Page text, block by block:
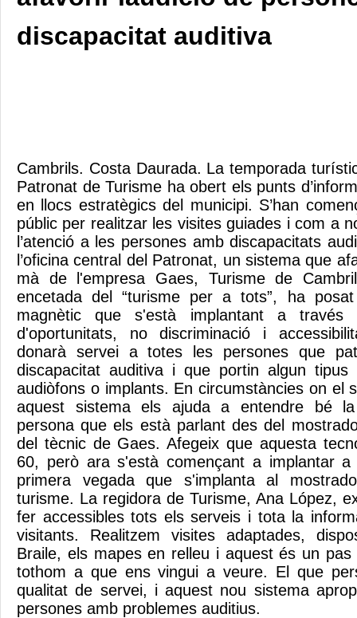
discapacitat auditiva
Cambrils. Costa Daurada. La temporada
Patronat de Turisme ha obert els punts
en llocs estratègics del municipi. S’han
públic per realitzar les visites guiades i com a
l’atenció a les persones amb discapacitats
l’oficina central del Patronat, un sistema que
mà de l'empresa Gaes, Turisme de
encetada del “turisme per a tots”, ha
magnètic que s'està implantant a
d'oportunitats, no discriminació i
donarà servei a totes les persones que
discapacitat auditiva i que portin algun tipus
audiòfons o implants. En circumstàncies on el
aquest sistema els ajuda a entendre bé
persona que els està parlant des del
del tècnic de Gaes. Afegeix que aquesta
60, però ara s'està començant a implantar
primera vegada que s'implanta al
turisme. La regidora de Turisme, Ana López,
fer accessibles tots els serveis i tota la
visitants. Realitzem visites adaptades,
Braile, els mapes en relleu i aquest és un
tothom a que ens vingui a veure. El que
qualitat de servei, i aquest nou sistema
persones amb problemes auditius.